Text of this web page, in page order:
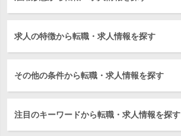
求人の特徴から転職・求人情報を探す
その他の条件から転職・求人情報を探す
注目のキーワードから転職・求人情報を探す